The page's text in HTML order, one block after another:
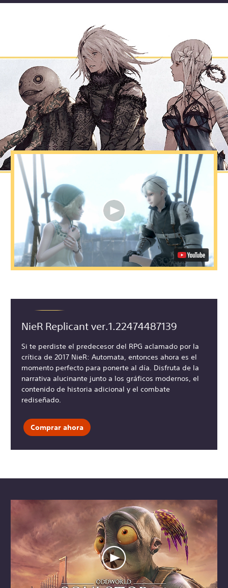
NieR Replicant ver.1.22474487139
Si te perdiste el predecesor del RPG aclamado por la
crítica de 2017 NieR: Automata, entonces ahora es el
momento perfecto para ponerte al día. Disfruta de la
narrativa alucinante junto a los gráficos modernos, el
contenido de historia adicional y el combate
rediseñado.
Comprar ahora